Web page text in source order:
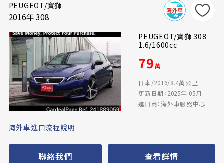
PEUGEOT/寶獅
2016年 308
PEUGEOT/寶獅 308
1.6/1600cc
79萬
日本/2016/8.4萬公里
更新日期：2025年 05月
進口商：海外車服務中心
海外車進口流程說明
聯絡我們 查看詳情